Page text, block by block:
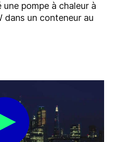
pompe à chaleur à
dans un conteneur au